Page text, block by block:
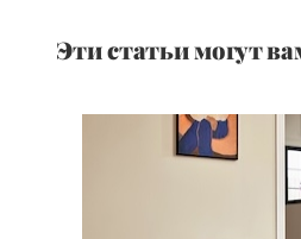
Эти статьи могут